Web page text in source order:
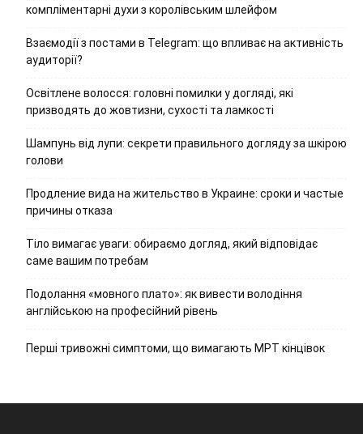
компліментарні духи з королівським шлейфом
Взаємодії з постами в Telegram: що впливає на активність
аудиторії?
Освітлене волосся: головні помилки у догляді, які
призводять до жовтизни, сухості та ламкості
Шампунь від лупи: секрети правильного догляду за шкірою
голови
Продление вида на жительство в Украине: сроки и частые
причины отказа
Тіло вимагає уваги: обираємо догляд, який відповідає
саме вашим потребам
Подолання «мовного плато»: як вивести володіння
англійською на професійний рівень
Перші тривожні симптоми, що вимагають МРТ кінцівок